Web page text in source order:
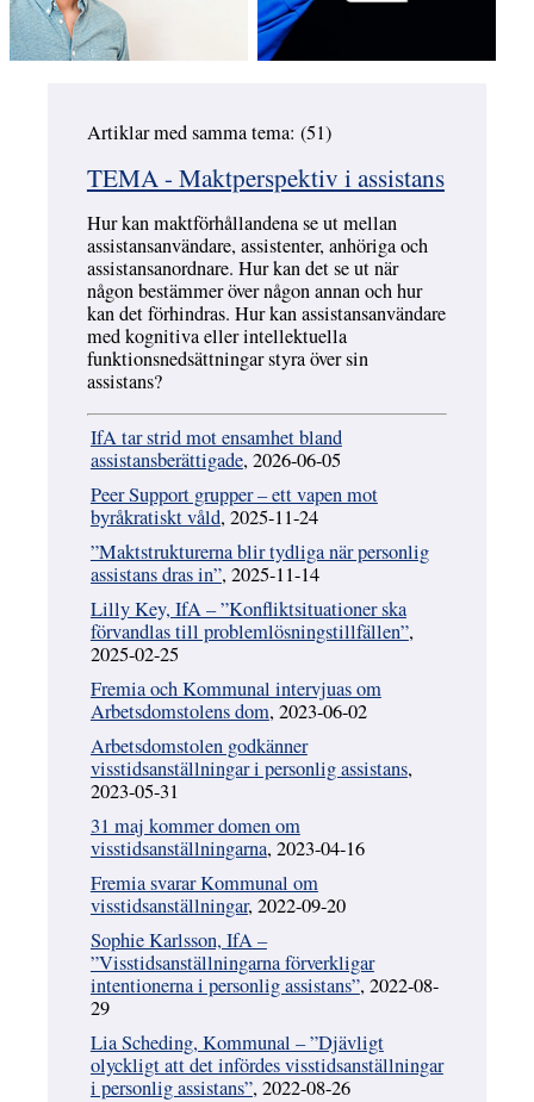
Artiklar med samma tema: (51)
TEMA - Maktperspektiv i assistans
Hur kan maktförhållandena se ut mellan
assistansanvändare, assistenter, anhöriga och
assistansanordnare. Hur kan det se ut när
någon bestämmer över någon annan och hur
kan det förhindras. Hur kan assistansanvändare
med kognitiva eller intellektuella
funktionsnedsättningar styra över sin
assistans?
IfA tar strid mot ensamhet bland
assistansberättigade, 2026-06-05
Peer Support grupper – ett vapen mot
byråkratiskt våld, 2025-11-24
”Maktstrukturerna blir tydliga när personlig
assistans dras in”, 2025-11-14
Lilly Key, IfA – ”Konfliktsituationer ska
förvandlas till problemlösningstillfällen”,
2025-02-25
Fremia och Kommunal intervjuas om
Arbetsdomstolens dom, 2023-06-02
Arbetsdomstolen godkänner
visstidsanställningar i personlig assistans,
2023-05-31
31 maj kommer domen om
visstidsanställningarna, 2023-04-16
Fremia svarar Kommunal om
visstidsanställningar, 2022-09-20
Sophie Karlsson, IfA –
”Visstidsanställningarna förverkligar
intentionerna i personlig assistans”, 2022-08-
29
Lia Scheding, Kommunal – ”Djävligt
olyckligt att det infördes visstidsanställningar
i personlig assistans”, 2022-08-26